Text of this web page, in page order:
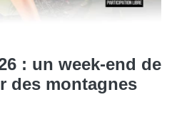
: un week-end de
des montagnes